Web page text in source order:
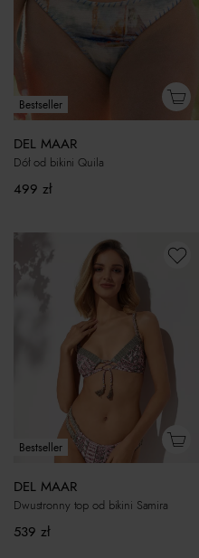
Bestseller
DEL MAAR
Dół od bikini Quila
499 zł
Bestseller
DEL MAAR
Dwustronny top od bikini Samira
539 zł